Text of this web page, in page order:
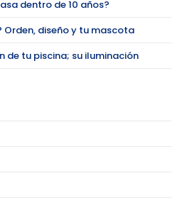
dentro de 10 años?
Orden, diseño y tu mascota
de tu piscina; su iluminación